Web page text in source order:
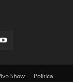
Show Política